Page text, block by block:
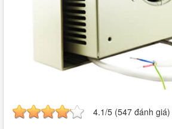
4.1/5 (547 đánh giá)